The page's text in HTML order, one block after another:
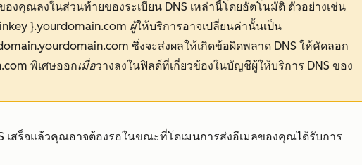
งคุณลงในส่วนท้ายของระเบียน DNS เหล่านี้โดยอัตโนมัติ ตัวอย่างเช่น
}.yourdomain.com ผู้ให้บริการอาจเปลี่ยนค่านั้นเป็น
ซึ่งจะส่งผลให้เกิดข้อผิดพลาด DNS ให้คัดลอก
พิเศษออกเมื่อวางลงในฟิลด์ที่เกี่ยวข้องในบัญชีผู้ให้บริการ DNS ของ
เสร็จแล้วคุณอาจต้องรอในขณะที่โดเมนการส่งอีเมลของคุณได้รับการ